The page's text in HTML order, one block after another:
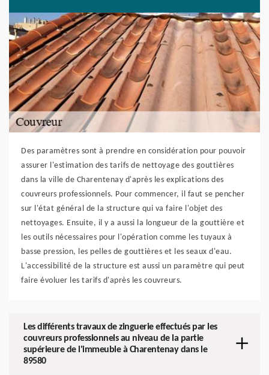
Des paramètres sont à prendre en considération pour pouvoir
assurer l'estimation des tarifs de nettoyage des gouttières
dans la ville de Charentenay d'après les explications des
couvreurs professionnels. Pour commencer, il faut se pencher
sur l'état général de la structure qui va faire l'objet des
nettoyages. Ensuite, il y a aussi la longueur de la gouttière et
les outils nécessaires pour l'opération comme les tuyaux à
basse pression, les pelles de gouttières et les seaux d'eau.
L'accessibilité de la structure est aussi un paramètre qui peut
faire évoluer les tarifs d'après les couvreurs.
Les différents travaux de zinguerie effectués par les
couvreurs professionnels au niveau de la partie
supérieure de l'immeuble à Charentenay dans le
89580